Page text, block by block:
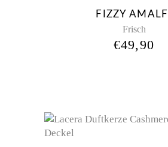
FIZZY AMALFI
Frisch
€49,90